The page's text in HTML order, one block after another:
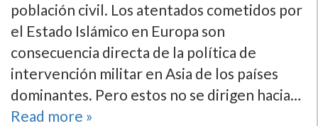
población civil. Los atentados cometidos por
el Estado Islámico en Europa son
consecuencia directa de la polí­tica de
intervención militar en Asia de los paí­ses
dominantes. Pero estos no se dirigen hacia…
Read more »